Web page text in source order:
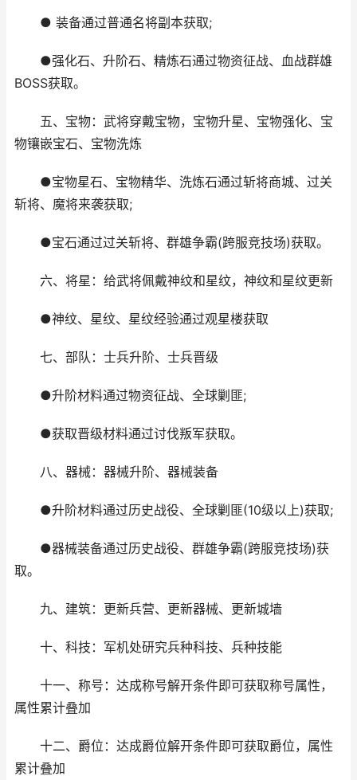
● 装备通过普通名将副本获取;
●强化石、升阶石、精炼石通过物资征战、血战群雄
BOSS获取。
五、宝物：武将穿戴宝物，宝物升星、宝物强化、宝
物镶嵌宝石、宝物洗炼
●宝物星石、宝物精华、洗炼石通过斩将商城、过关
斩将、魔将来袭获取;
●宝石通过过关斩将、群雄争霸(跨服竞技场)获取。
六、将星：给武将佩戴神纹和星纹，神纹和星纹更新
●神纹、星纹、星纹经验通过观星楼获取
七、部队：士兵升阶、士兵晋级
●升阶材料通过物资征战、全球剿匪;
●获取晋级材料通过讨伐叛军获取。
八、器械：器械升阶、器械装备
●升阶材料通过历史战役、全球剿匪(10级以上)获取;
●器械装备通过历史战役、群雄争霸(跨服竞技场)获
取。
九、建筑：更新兵营、更新器械、更新城墙
十、科技：军机处研究兵种科技、兵种技能
十一、称号：达成称号解开条件即可获取称号属性，
属性累计叠加
十二、爵位：达成爵位解开条件即可获取爵位，属性
累计叠加